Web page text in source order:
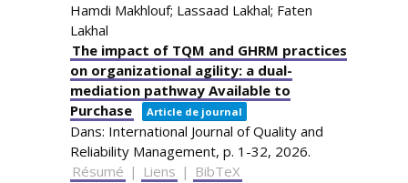
Hamdi Makhlouf; Lassaad Lakhal; Faten
Lakhal
The impact of TQM and GHRM practices
on organizational agility: a dual-
mediation pathway Available to
Purchase
Article de journal
Dans: International Journal of Quality and
Reliability Management, p. 1-32, 2026.
Résumé | Liens | BibTeX